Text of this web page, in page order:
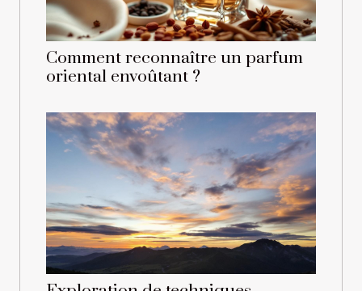
Comment reconnaître un parfum
oriental envoûtant ?